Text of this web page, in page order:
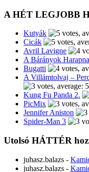
A HÉT LEGJOBB
Kutyák
Cicák
Avril Lavigne
A Bárányok
Bugatti
A Villámtolvaj –
Kung Fu Panda 2.
PicMix
Jennifer Aniston
Spider-Man 3
Utolsó HÁTTÉR
juhasz.balazs -
juhasz.balazs -